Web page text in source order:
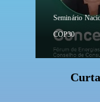
Seminário
COP30